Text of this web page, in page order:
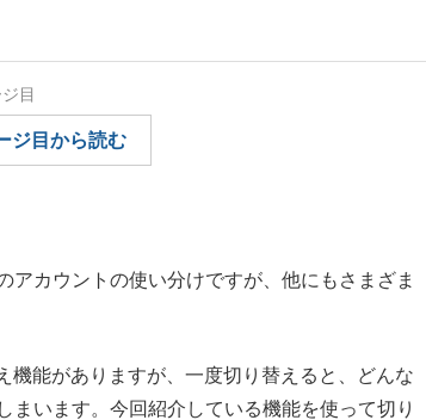
保一監督...
もっと見る
もっと見る
目
ジ目から読む
カウントの使い分けですが、他にもさまざま
能がありますが、一度切り替えると、どんな
います。今回紹介している機能を使って切り